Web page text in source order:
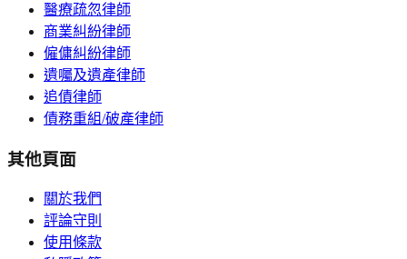
醫療疏忽律師
商業糾紛律師
僱傭糾紛律師
遺囑及遺產律師
追債律師
債務重組/破產律師
其他頁面
關於我們
評論守則
使用條款